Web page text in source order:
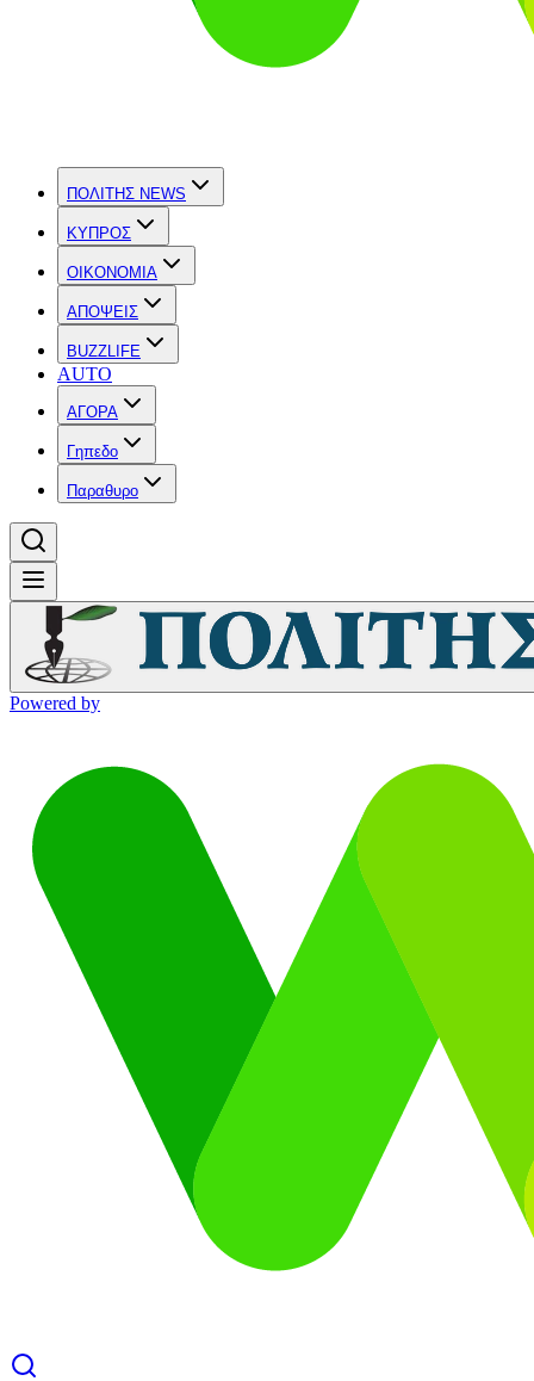
ΠΟΛΙΤΗΣ NEWS
ΚΥΠΡΟΣ
OIKONOMIA
ΑΠΟΨΕΙΣ
BUZZLIFE
AUTO
ΑΓΟΡΑ
Γηπεδο
Παραθυρο
Powered by